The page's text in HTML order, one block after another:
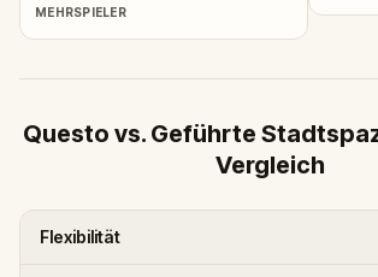
MEHRSPIELER
Questo vs. Geführte
Vergleich
Flexibilität